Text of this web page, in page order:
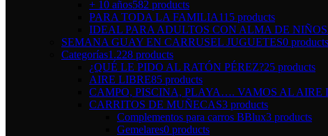
+ 10 años582 products
PARA TODA LA FAMILIA115 products
IDEAL PARA ADULTOS CON ALMA DE NIÑOS
SEMANA GUAY EN CARRUSEL JUGUETES0 products
Categorías1.228 products
¿QUÉ LE PIDO AL RATÓN PÉREZ?25 products
AIRE LIBRE85 products
CAMPO, PISCINA, PLAYA…. VAMOS AL AIRE
CARRITOS DE MUÑECAS3 products
Complementos para carros BBlux3 products
Gemelares0 products